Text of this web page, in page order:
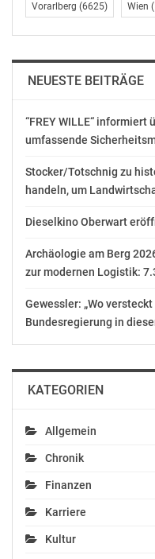
(http://www.sdo.at/
Im Rahmen von
zum
und spricht über
Die
sind:
Premium Partner:
A1 Telekom Austria
(http://www.a1.net/)
(http://
Deloitte Österreich
(http://
Fabasoft
Fachverband der
Vorarlberg (6625) Wien
NEUESTE BEITRÄGE
“FREY WILLE“
umfassende
Stocker/Totschnig zu
handeln, um
Dieselkino Oberwart
Archäologie am Berg
zur modernen Logistik:
Gewessler: „Wo
Bundesregierung in
KATEGORIEN
Allgemein
Chronik
Finanzen
Karriere
Kultur